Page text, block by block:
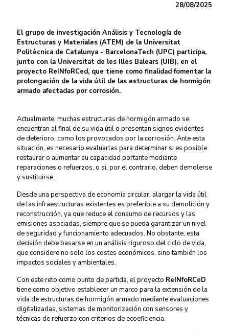
28/08/2025
El grupo de investigación Análisis y Tecnología de
Estructuras y Materiales (ATEM) de la Universitat
Politècnica de Catalunya - BarcelonaTech (UPC) participa,
junto con la Universitat de les Illes Balears (UIB), en el
proyecto ReINfoRCed, que tiene como finalidad fomentar la
prolongación de la vida útil de las estructuras de hormigón
armado afectadas por corrosión.
Actualmente, muchas estructuras de hormigón armado se
encuentran al final de su vida útil o presentan signos evidentes
de deterioro, como los provocados por la corrosión. Ante esta
situación, es necesario evaluarlas para determinar si es posible
restaurar o aumentar su capacidad portante mediante
reparaciones o refuerzos, o si, por el contrario, deben demolerse
y sustituirse.
Desde una perspectiva de economía circular, alargar la vida útil
de las infraestructuras existentes es preferible a su demolición y
reconstrucción, ya que reduce el consumo de recursos y las
emisiones asociadas, siempre que se pueda garantizar un nivel
de seguridad y funcionamiento adecuados. No obstante, esta
decisión debe basarse en un análisis riguroso del ciclo de vida,
que considere no solo los costes económicos, sino también los
impactos sociales y ambientales.
Con este reto como punto de partida, el proyecto ReINfoRCeD
tiene como objetivo establecer un marco para la extensión de la
vida de estructuras de hormigón armado mediante evaluaciones
digitalizadas, sistemas de monitorización con sensores y
técnicas de refuerzo con criterios de ecoeficiencia.